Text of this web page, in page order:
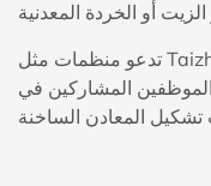
تدعو منظمات مثل Taizhou Huanlian Technology Co., Ltd.
المشاركين في